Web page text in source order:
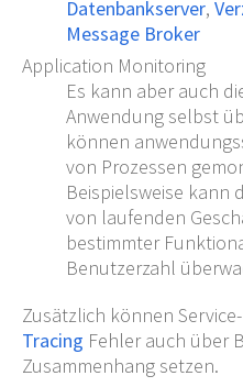
Datenbankserver,
Message Broker
Application Monitoring
Es kann aber auch
Anwendung selbst
können
von Prozessen
Beispielsweise kann
von laufenden
bestimmter
Benutzerzahl
Zusätzlich können
Tracing Fehler auch über
Zusammenhang setzen.